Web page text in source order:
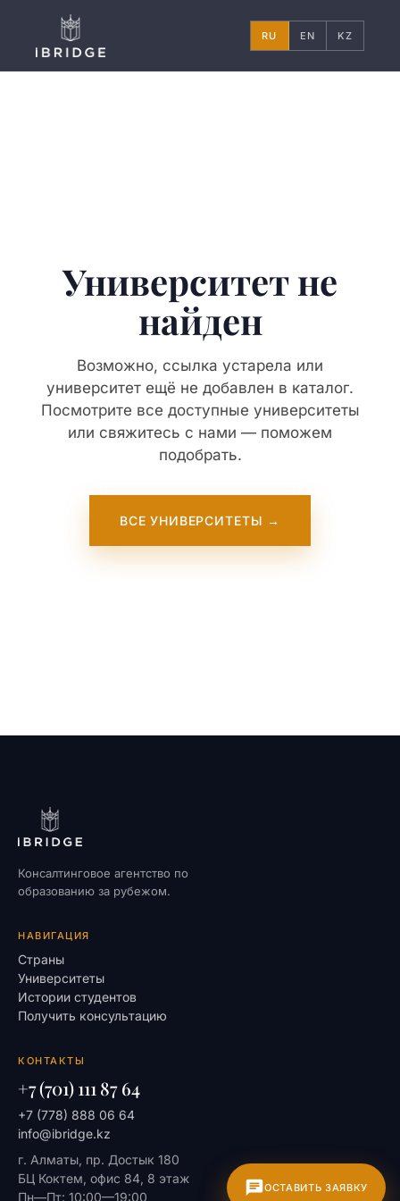
RU EN KZ
Университет не
найден
Возможно, ссылка устарела или
университет ещё не добавлен в каталог.
Посмотрите все доступные университеты
или свяжитесь с нами — поможем
подобрать.
ВСЕ УНИВЕРСИТЕТЫ →
Консалтинговое агентство по
образованию за рубежом.
НАВИГАЦИЯ
Страны
Университеты
Истории студентов
Получить консультацию
КОНТАКТЫ
+7 (701) 111 87 64
+7 (778) 888 06 64
info@ibridge.kz
г. Алматы, пр. Достык 180
БЦ Коктем, офис 84, 8 этаж
Пн—Пт: 10:00—19:00
ОСТАВИТЬ ЗАЯВКУ